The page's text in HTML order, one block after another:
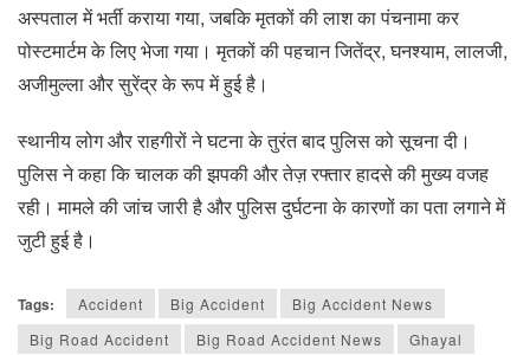
अस्पताल में भर्ती कराया गया, जबकि मृतकों की लाश का पंचनामा कर
पोस्टमार्टम के लिए भेजा गया। मृतकों की पहचान जितेंद्र, घनश्याम, लालजी,
अजीमुल्ला और सुरेंद्र के रूप में हुई है।
स्थानीय लोग और राहगीरों ने घटना के तुरंत बाद पुलिस को सूचना दी।
पुलिस ने कहा कि चालक की झपकी और तेज़ रफ्तार हादसे की मुख्य वजह
रही। मामले की जांच जारी है और पुलिस दुर्घटना के कारणों का पता लगाने में
जुटी हुई है।
Tags: Accident Big Accident
Big Accident News
Big Road Accident
Big Road Accident News
Ghayal